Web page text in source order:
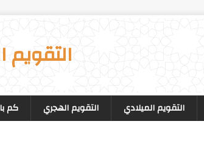
التقويم
التقويم الميلادي التقويم الهجري كم